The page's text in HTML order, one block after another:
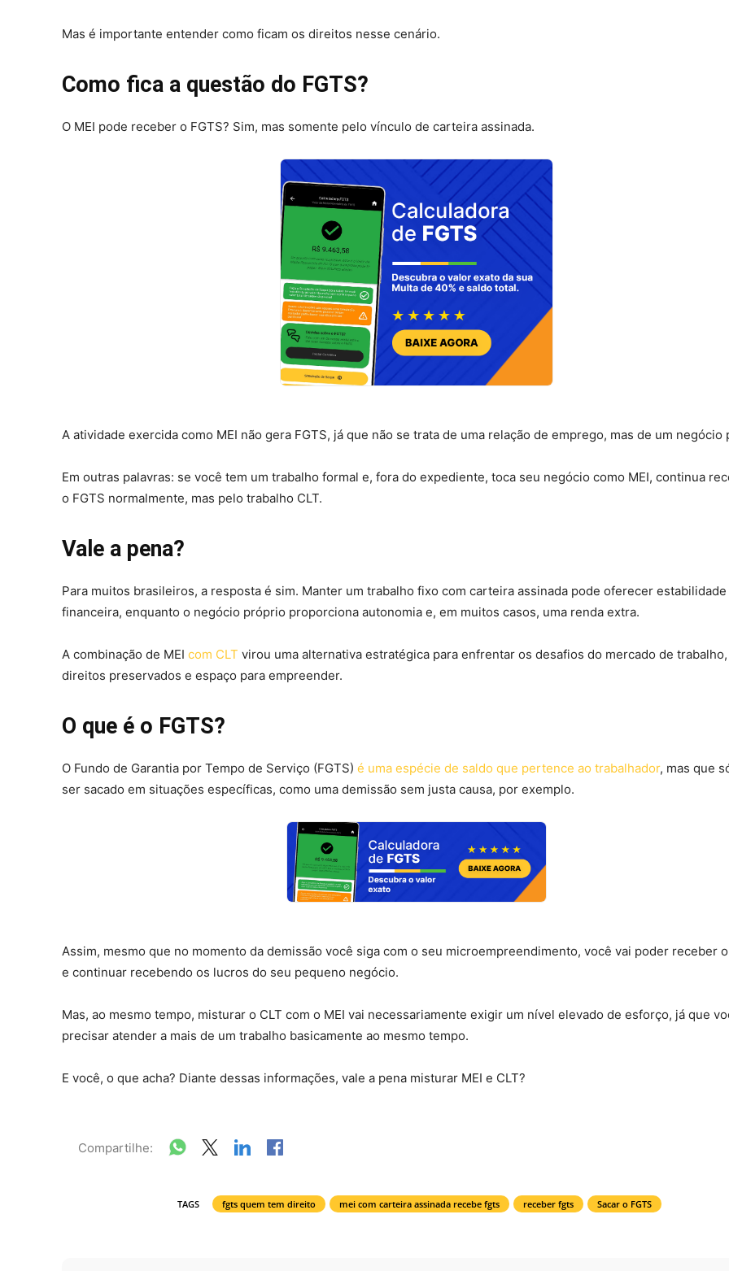
Mas é importante entender como ficam os direitos nesse cenário.
Como fica a questão do FGTS?
O MEI pode receber o FGTS? Sim, mas somente pelo vínculo de carteira assinada.
A atividade exercida como MEI não gera FGTS, já que não se trata de uma relação de emprego, mas de um negócio
Em outras palavras: se você tem um trabalho formal e, fora do expediente, toca seu negócio como MEI, continua
o FGTS normalmente, mas pelo trabalho CLT.
Vale a pena?
Para muitos brasileiros, a resposta é sim. Manter um trabalho fixo com carteira assinada pode oferecer estabilidade
financeira, enquanto o negócio próprio proporciona autonomia e, em muitos casos, uma renda extra.
A combinação de MEI com CLT virou uma alternativa estratégica para enfrentar os desafios do mercado de
direitos preservados e espaço para empreender.
O que é o FGTS?
O Fundo de Garantia por Tempo de Serviço (FGTS) é uma espécie de saldo que pertence ao trabalhador, mas que
ser sacado em situações específicas, como uma demissão sem justa causa, por exemplo.
Assim, mesmo que no momento da demissão você siga com o seu microempreendimento, você vai poder receber o
e continuar recebendo os lucros do seu pequeno negócio.
Mas, ao mesmo tempo, misturar o CLT com o MEI vai necessariamente exigir um nível elevado de esforço, já que
precisar atender a mais de um trabalho basicamente ao mesmo tempo.
E você, o que acha? Diante dessas informações, vale a pena misturar MEI e CLT?
Compartilhe:
TAGS fgts quem tem direito mei com carteira assinada recebe fgts receber fgts Sacar o FGTS